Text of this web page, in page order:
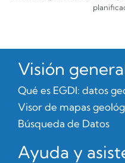
Visión
Qué es EGDI: datos
Visor de mapas
Búsqueda de Datos
Ayuda y